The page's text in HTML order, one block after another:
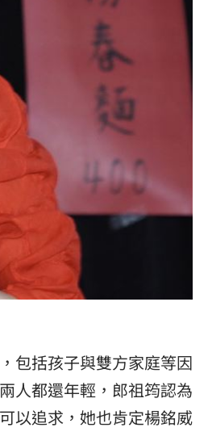
包括孩子與雙方家庭等因
人都還年輕，郎祖筠認為
以追求，她也肯定楊銘威